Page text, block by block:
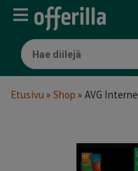
Etusivu » Shop » AVG